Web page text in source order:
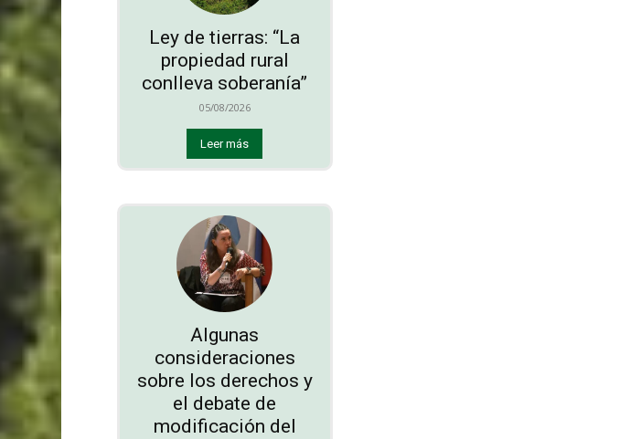
Ley de tierras: “La
propiedad rural
conlleva soberanía”
05/08/2026
Leer más
Algunas
consideraciones
sobre los derechos y
el debate de
modificación del